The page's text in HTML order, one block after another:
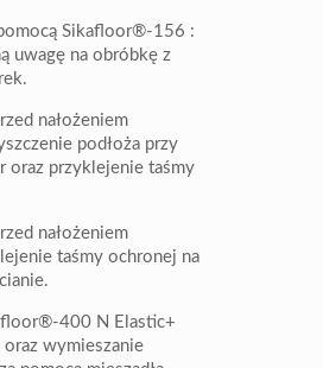
Sikafloor®-156 :
uwagę na obróbkę z
nałożeniem
podłoża przy
oraz przyklejenie taśmy
nałożeniem
taśmy ochronej na
400 N Elastic+
wymieszanie